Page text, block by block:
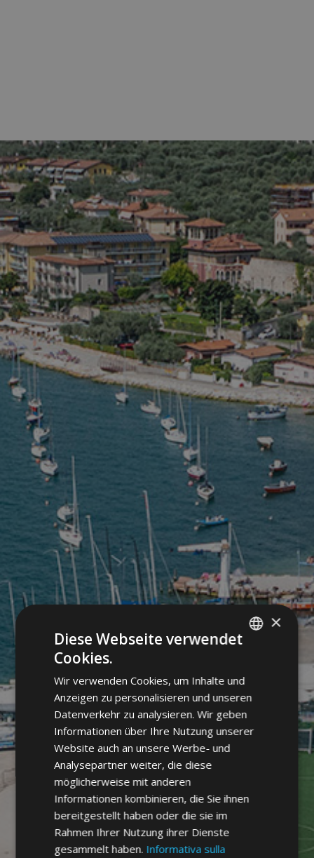
GERMAN
×
Diese Webseite verwendet
Cookies.
Wir verwenden Cookies, um Inhalte und
Anzeigen zu personalisieren und unseren
Datenverkehr zu analysieren. Wir geben
Informationen über Ihre Nutzung unserer
Website auch an unsere Werbe- und
Analysepartner weiter, die diese
möglicherweise mit anderen
Informationen kombinieren, die Sie ihnen
bereitgestellt haben oder die sie im
Rahmen Ihrer Nutzung ihrer Dienste
gesammelt haben. Informativa sulla